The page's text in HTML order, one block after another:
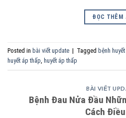
ĐỌC THÊM
Posted in bài viết update | Tagged bệnh
huyết áp thấp, huyết áp thấp
BÀI VIẾT
Bệnh Đau Nửa Đầu
Cách